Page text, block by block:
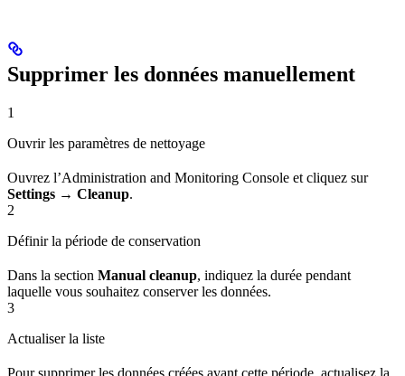
Supprimer les données manuellement
1
Ouvrir les paramètres de nettoyage
Ouvrez l’Administration and Monitoring Console et cliquez sur
Settings → Cleanup.
2
Définir la période de conservation
Dans la section Manual cleanup, indiquez la durée pendant
laquelle vous souhaitez conserver les données.
3
Actualiser la liste